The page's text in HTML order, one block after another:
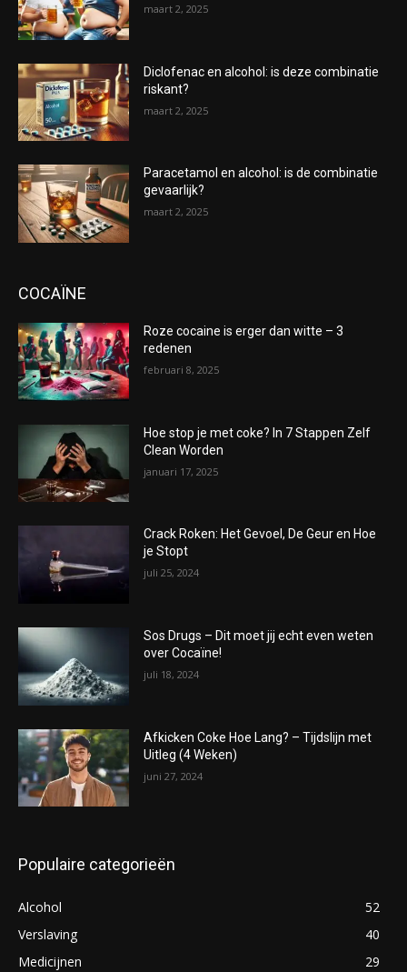
maart 2, 2025
Diclofenac en alcohol: is deze combinatie
riskant?
maart 2, 2025
Paracetamol en alcohol: is de combinatie
gevaarlijk?
maart 2, 2025
COCAÏNE
Roze cocaine is erger dan witte – 3
redenen
februari 8, 2025
Hoe stop je met coke? In 7 Stappen Zelf
Clean Worden
januari 17, 2025
Crack Roken: Het Gevoel, De Geur en Hoe
je Stopt
juli 25, 2024
Sos Drugs – Dit moet jij echt even weten
over Cocaïne!
juli 18, 2024
Afkicken Coke Hoe Lang? – Tijdslijn met
Uitleg (4 Weken)
juni 27, 2024
Populaire categorieën
Alcohol
52
Verslaving
40
Medicijnen
29